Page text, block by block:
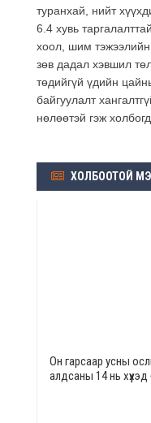
туранхай, нийт
6.4 хувь
хоол, шим тэжээлийн
зөв дадал хэвшил
төдийгүй үдийн
байгуулалт
нөлөөтэй гэж
ХОЛБООТОЙ
Он гарсаар усны
алдсаны 14 нь